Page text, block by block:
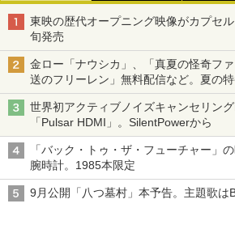
東映の歴代オープニング映像がカプセ
旬発売
金ロー「ナウシカ」、「真夏の怪奇フ
送のフリーレン」無料配信など。夏の
世界初アクティブノイズキャンセリン
「Pulsar HDMI」。SilentPowerから
「バック・トゥ・ザ・フューチャー」
腕時計。1985本限定
9月公開「八つ墓村」本予告。主題歌は